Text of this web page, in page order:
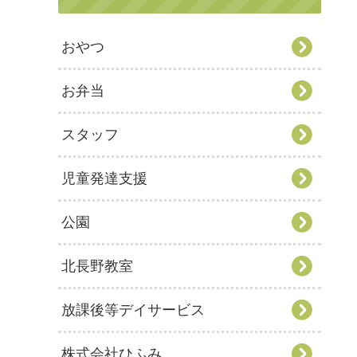
おやつ
お弁当
スタッフ
児童発達支援
公園
北長野教室
放課後等デイサービス
株式会社ひふみ